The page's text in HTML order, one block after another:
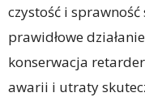
czystość i
prawidłowe
konserwacja
awarii i utraty